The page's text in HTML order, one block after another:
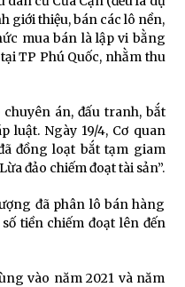
giới thiệu, bán các lô nền,
mua bán là lập vi bằng
TP Phú Quốc, nhằm thu
án, đấu tranh, bắt
luật. Ngày 19/4, Cơ quan
đồng loạt bắt tạm giam
đảo chiếm đoạt tài sản”.
đã phân lô bán hàng
tiền chiếm đoạt lên đến
vào năm 2021 và năm